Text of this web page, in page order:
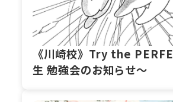
《川崎校》Try the
生 勉強会のお知らせ～